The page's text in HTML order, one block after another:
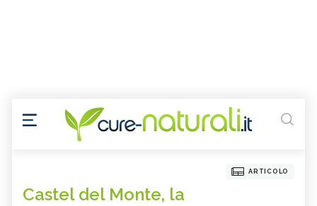
ARTICOLO
Castel del Monte, la